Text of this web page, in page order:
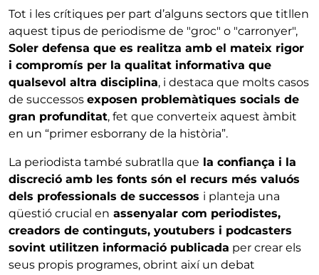
Tot i les crítiques per part d’alguns sectors que titllen
aquest tipus de periodisme de "groc" o "carronyer",
Soler defensa que es realitza amb el mateix rigor
i compromís per la qualitat informativa que
qualsevol altra disciplina, i destaca que molts casos
de successos exposen problemàtiques socials de
gran profunditat, fet que converteix aquest àmbit
en un “primer esborrany de la història”.
La periodista també subratlla que la confiança i la
discreció amb les fonts són el recurs més valuós
dels professionals de successos i planteja una
qüestió crucial en assenyalar com periodistes,
creadors de continguts, youtubers i podcasters
sovint utilitzen informació publicada per crear els
seus propis programes, obrint així un debat